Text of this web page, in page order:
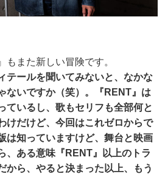
もまた新しい冒険です。
テールを聞いてみないと、なかな
ないですか（笑）。『RENT』は
ているし、歌もセリフも全部何と
けだけど、今回はこれゼロからで
は知っていますけど、舞台と映画
、ある意味『RENT』以上のトラ
から、やると決まった以上、もう